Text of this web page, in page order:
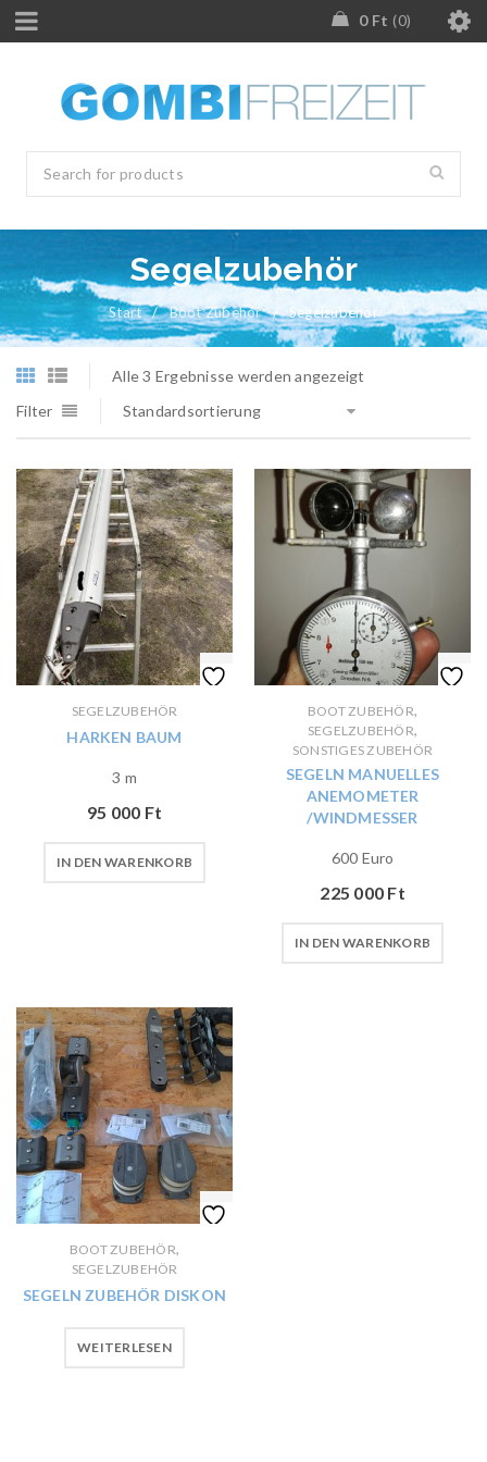
0 Ft 0
Segelzubehör
Start / Boot Zubehör / Segelzubehör
Alle 3 Ergebnisse werden angezeigt
Filter
Standardsortierung
SEGELZUBEHÖR
HARKEN BAUM
3 m
95 000 Ft
IN DEN WARENKORB
BOOT ZUBEHÖR,
SEGELZUBEHÖR,
SONSTIGES ZUBEHÖR
SEGELN MANUELLES
ANEMOMETER
/WINDMESSER
600 Euro
225 000 Ft
IN DEN WARENKORB
BOOT ZUBEHÖR,
SEGELZUBEHÖR
SEGELN ZUBEHÖR DISKON
WEITERLESEN